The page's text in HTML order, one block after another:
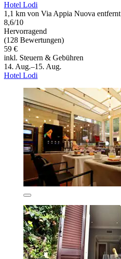
Hotel Lodi
1,1 km von Via Appia Nuova entfernt
8,6/10
Hervorragend
(128 Bewertungen)
59 €
inkl. Steuern & Gebühren
14. Aug.–15. Aug.
Hotel Lodi